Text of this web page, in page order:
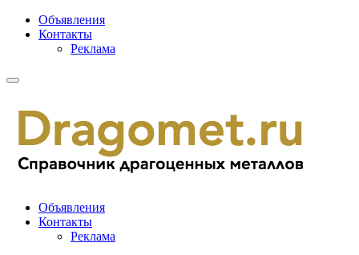
Объявления
Контакты
Реклама
Объявления
Контакты
Реклама